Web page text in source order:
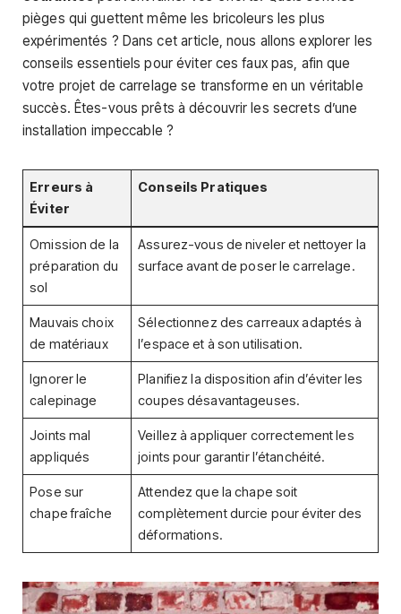
pièges qui guettent même les bricoleurs les plus
expérimentés ? Dans cet article, nous allons explorer les
conseils essentiels pour éviter ces faux pas, afin que
votre projet de carrelage se transforme en un véritable
succès. Êtes-vous prêts à découvrir les secrets d’une
installation impeccable ?
Erreurs à
Éviter
Conseils Pratiques
Omission de la
préparation du
sol
Assurez-vous de niveler et nettoyer la
surface avant de poser le carrelage.
Mauvais choix
de matériaux
Sélectionnez des carreaux adaptés à
l’espace et à son utilisation.
Ignorer le
calepinage
Planifiez la disposition afin d’éviter les
coupes désavantageuses.
Joints mal
appliqués
Veillez à appliquer correctement les
joints pour garantir l’étanchéité.
Pose sur
chape fraîche
Attendez que la chape soit
complètement durcie pour éviter des
déformations.